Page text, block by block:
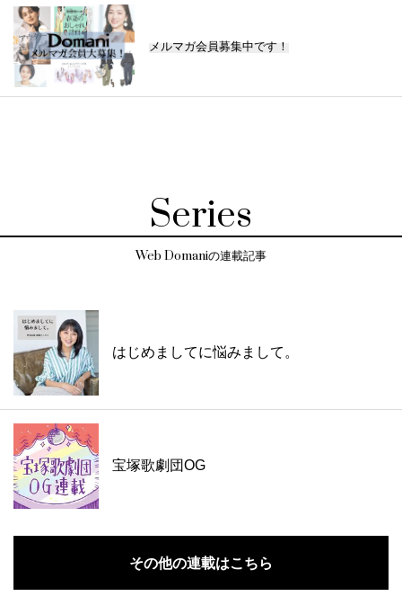
メルマガ会員募集中です！
Series
Web Domaniの連載記事
はじめましてに悩みまして。
宝塚歌劇団OG
その他の連載はこちら